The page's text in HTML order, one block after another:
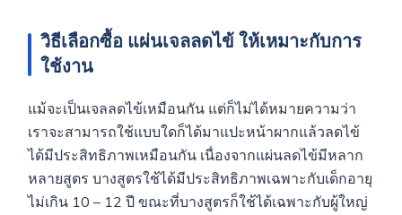
วิธีเลือกซื้อ แผ่นเจลลดไข้ ให้เหมาะกับการ
ใช้งาน
แม้จะเป็นเจลลดไข้เหมือนกัน แต่ก็ไม่ได้หมายความว่า
เราจะสามารถใช้แบบใดก็ได้มาแปะหน้าผากแล้วลดไข้
ได้มีประสิทธิภาพเหมือนกัน เนื่องจากแผ่นลดไข้มีหลาก
หลายสูตร บางสูตรใช้ได้มีประสิทธิภาพเฉพาะกับเด็กอายุ
ไม่เกิน 10 – 12 ปี ขณะที่บางสูตรก็ใช้ได้เฉพาะกับผู้ใหญ่